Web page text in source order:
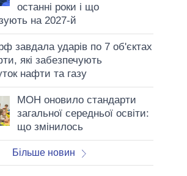
останні роки і що
на 2027-й
завдала ударів по 7 об'єктах
які забезпечують
нафти та газу
МОН оновило стандарти
загальної середньої освіти:
що змінилось
Більше новин